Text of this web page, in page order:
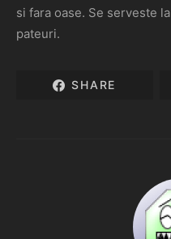
si fara oase. Se serveste
pateuri.
SHARE